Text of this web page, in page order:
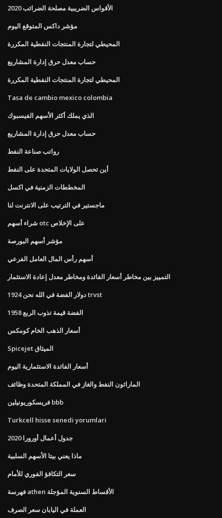
الأقواس الضريبية مصلحة الضرائب 2020
مؤشر داكس المتوقع اليوم
المحيطي لتجارة المنتجات النفطية المكررة
حساب معدل حرق إدارة المشاريع
المحيطي لتجارة المنتجات النفطية المكررة
Tasa de cambio mexico colombia
الذي يملك أكثر الأسهم الفيسبوك
حساب معدل حرق إدارة المشاريع
رواتب صناعة النفط
أين تحصل الولايات المتحدة على النفط
المخططات الزمنية في اكسل
ماجستير في الترتيب على الانترنت لنا
شراء أسهم otc على الإخلاص
مؤشر أسهم البورصة
أسهم رأس المال العامل الفرعي
التمييز بين مخاطر أسعار الفائدة ومخاطر معدل إعادة الاستثمار
1924 دولار الفضة في الله نحن trvst
1958 الفضة قيمة تذوب الربع
أسعار الذهب الخام كومكس
Spicejet الميثاق
أسعار الفائدة الاستثمارية اليوم
الماراثون النفط والغاز في المملكة المتحدة وظائف
فريسكوريونيلين bbb
Turkcell hisse senedi yorumlari
جدول أعمال أورورا 2020
ماذا يعني بيتا الأسهم السلبية
سعر التكافؤ الفوري للأمام
فهرسة athen الأقساط السنوية المؤجلة
العملة في اليابان سعر الصرف